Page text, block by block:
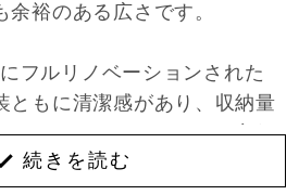
裕のある広さです。
フルリノベーションされた
ともに清潔感があり、収納量
います（エアコンだけ買主側
）。